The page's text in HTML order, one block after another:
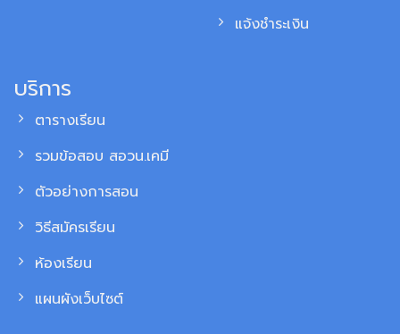
แจ้งชำระเงิน
บริการ
ตารางเรียน
รวมข้อสอบ สอวน.เคมี
ตัวอย่างการสอน
วิธีสมัครเรียน
ห้องเรียน
แผนผังเว็บไซต์